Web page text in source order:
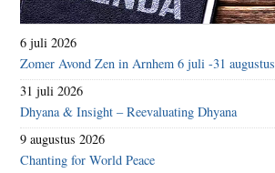
6 juli 2026
Zomer Avond Zen in Arnhem 6 juli -31 augustus
31 juli 2026
Dhyana & Insight – Reevaluating Dhyana
9 augustus 2026
Chanting for World Peace